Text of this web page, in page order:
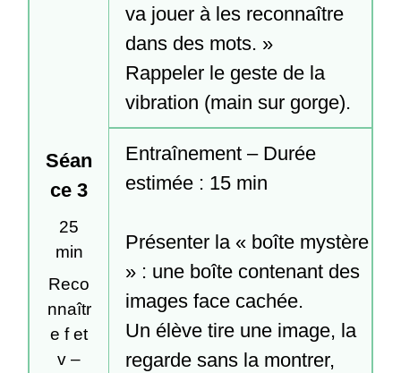
Séan
ce 3
25
min
Reco
nnaîtr
e f et
v –
va jouer à les reconnaître
dans des mots. »
Rappeler le geste de la
vibration (main sur gorge).
Entraînement – Durée
estimée : 15 min
Présenter la « boîte mystère
» : une boîte contenant des
images face cachée.
Un élève tire une image, la
regarde sans la montrer,